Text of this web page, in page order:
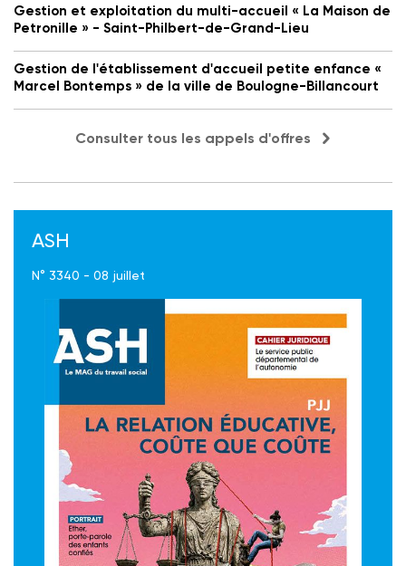
Gestion et exploitation du multi-accueil « La Maison de
Petronille » - Saint-Philbert-de-Grand-Lieu
Gestion de l'établissement d'accueil petite enfance «
Marcel Bontemps » de la ville de Boulogne-Billancourt
Consulter tous les appels d'offres
ASH
N° 3340 - 08 juillet